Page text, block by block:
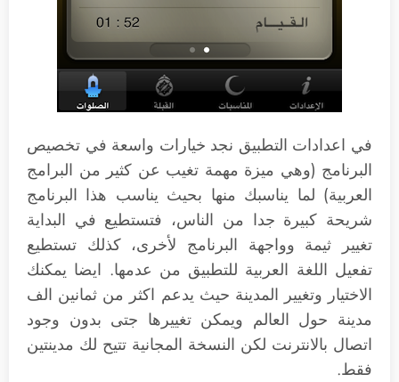
في اعدادات التطبيق نجد خيارات واسعة في تخصيص
البرنامج (وهي ميزة مهمة تغيب عن كثير من البرامج
العربية) لما يناسبك منها بحيث يناسب هذا البرنامج
شريحة كبيرة جدا من الناس، فتستطيع في البداية
تغيير ثيمة وواجهة البرنامج لأخرى، كذلك تستطيع
تفعيل اللغة العربية للتطبيق من عدمها. ايضا يمكنك
الاختيار وتغيير المدينة حيث يدعم اكثر من ثمانين الف
مدينة حول العالم ويمكن تغييرها جتى بدون وجود
اتصال بالانترنت لكن النسخة المجانية تتيح لك مدينتين
فقط.